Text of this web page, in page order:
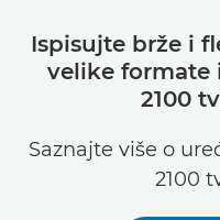
Ispisujte brže i
velike formate
2100
Saznajte više o
2100